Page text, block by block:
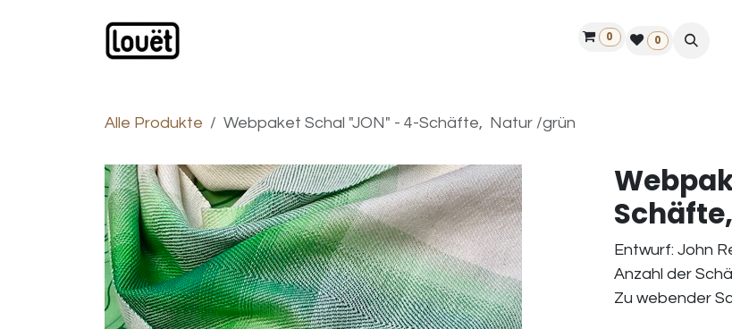
Finde einen Händler
0 0
Alle Produkte Webpaket Schal "JON" - 4-Schäfte, Natur /grün
Entwurf: John
Anzahl der
Zu webender